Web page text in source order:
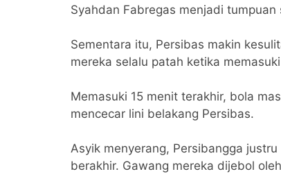
Syahdan Fabregas menjadi tumpuan
Sementara itu, Persibas makin
mereka selalu patah ketika
Memasuki 15 menit terakhir, bola
mencecar lini belakang Persibas.
Asyik menyerang, Persibangga
berakhir. Gawang mereka dijebol